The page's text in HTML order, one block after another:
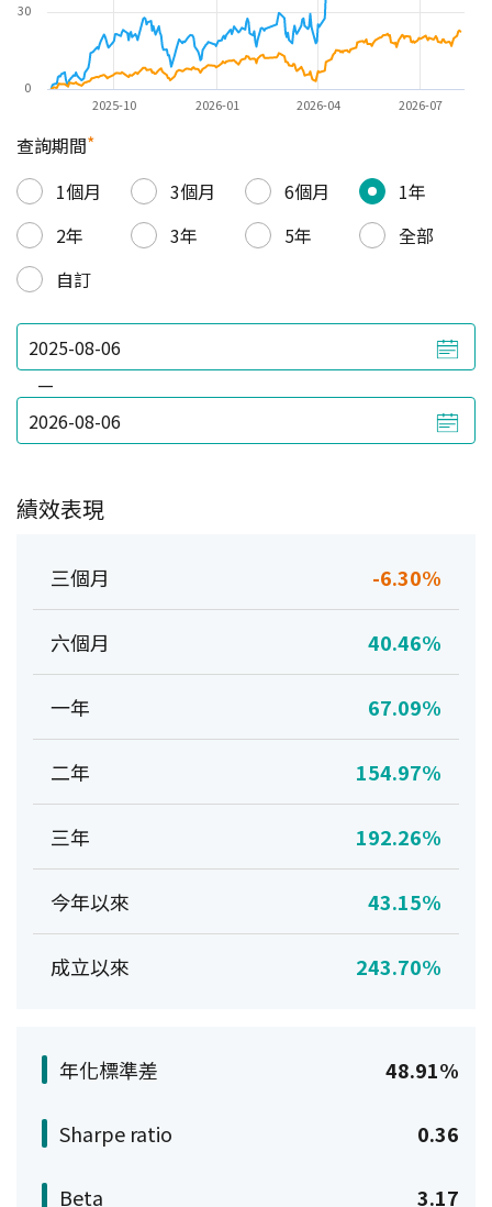
2025-10 2026-01 2026-04 2026-07
0
30
查詢期間*
1個月
3個月 6個月
1年
2年
3年 5年
全部
自訂
—
績效表現
三個月 -6.30%
六個月 40.46%
一年 67.09%
二年 154.97%
三年 192.26%
今年以來 43.15%
成立以來 243.70%
年化標準差 48.91%
Sharpe ratio 0.36
Beta 3.17